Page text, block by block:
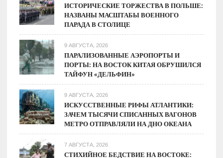
ИСТОРИЧЕСКИЕ ТОРЖЕСТВА В ПОЛЬШЕ:
НАЗВАНЫ МАСШТАБЫ ВОЕННОГО
ПАРАДА В СТОЛИЦЕ
9 АВГУСТА, 2026
ПАРАЛИЗОВАННЫЕ АЭРОПОРТЫ И
ПОРТЫ: НА ВОСТОК КИТАЯ ОБРУШИЛСЯ
ТАЙФУН «ДЕЛЬФИН»
9 АВГУСТА, 2026
ИСКУССТВЕННЫЕ РИФЫ АТЛАНТИКИ:
ЗАЧЕМ ТЫСЯЧИ СПИСАННЫХ ВАГОНОВ
МЕТРО ОТПРАВЛЯЛИ НА ДНО ОКЕАНА
7 АВГУСТА, 2026
СТИХИЙНОЕ БЕДСТВИЕ НА ВОСТОКЕ: